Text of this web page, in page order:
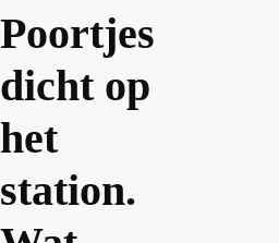
Poortjes
dicht op
het
station.